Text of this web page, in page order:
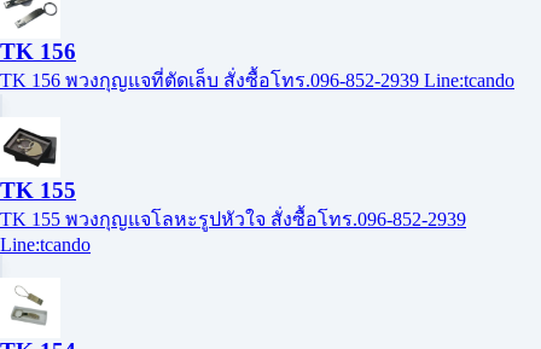
TK 156
TK 156 พวงกุญแจที่ตัดเล็บ สั่งซื้อโทร.096-852-2939 Line:tcando
TK 155
TK 155 พวงกุญแจโลหะรูปหัวใจ สั่งซื้อโทร.096-852-2939
Line:tcando